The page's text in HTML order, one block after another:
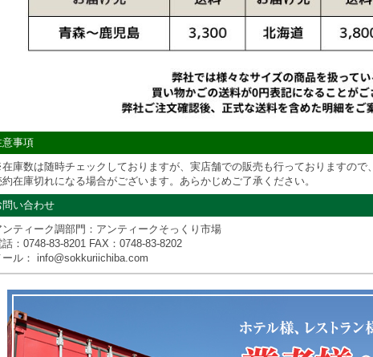
意事項
庫数は随時チェックしておりますが、実店舗での販売も行っておりますので、
約在庫切れになる場合がございます。あらかじめご了承ください。
問い合わせ
ンティーク調部門：アンティークそっくり市場
： 0748-83-8201 FAX：0748-83-8202
ール： info@sokkuriichiba.com